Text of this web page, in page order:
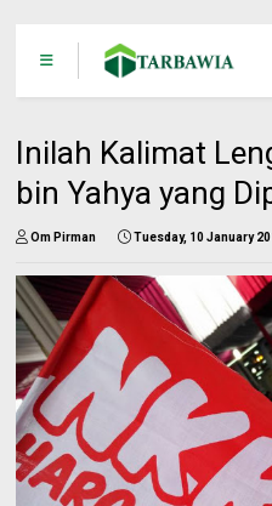
Inilah Kalimat
bin Yahya yang
Om Pirman Tuesday, 10 January